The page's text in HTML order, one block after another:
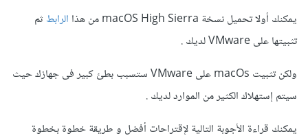
يمكنك أولا تحميل نسخة macOS High Sierra من هذا الرابطثم
تثبيتها على VMware لديك .
ولكن تثبيت macOs على VMware ستسبب بطئ كبير فى جهازك حيث
سيتم إستهلاك الكثير من الموارد لديك .
يمكنك قراءة الأجوبة التالية لإقتراحات أفضل و طريقة خطوة بخطوة